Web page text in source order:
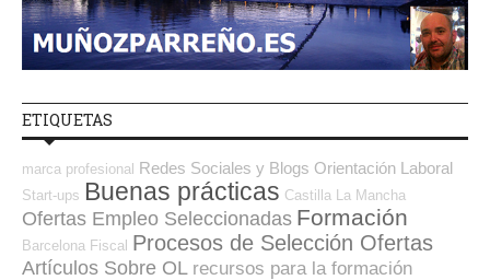
ETIQUETAS
marca profesional Redes Sociales y Blogs Orientación Laboral
Start-ups Buenas prácticas Castilla La Mancha
Ofertas Empleo Seleccionadas Formación
Barcelona Fiscal Procesos de Selección Ofertas
Artículos Sobre OL recursos para la formación